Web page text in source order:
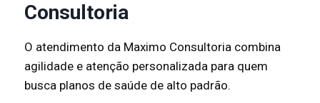
Consultoria
O atendimento da Maximo Consultoria combina
agilidade e atenção personalizada para quem
busca planos de saúde de alto padrão.